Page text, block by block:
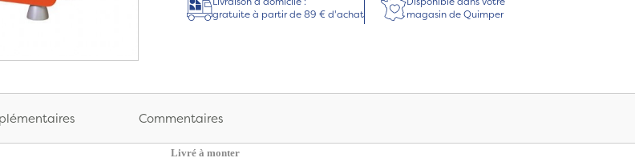
gratuite à partir de 89 € d'achat
magasin de Quimper
Commentaires
Livré à monter